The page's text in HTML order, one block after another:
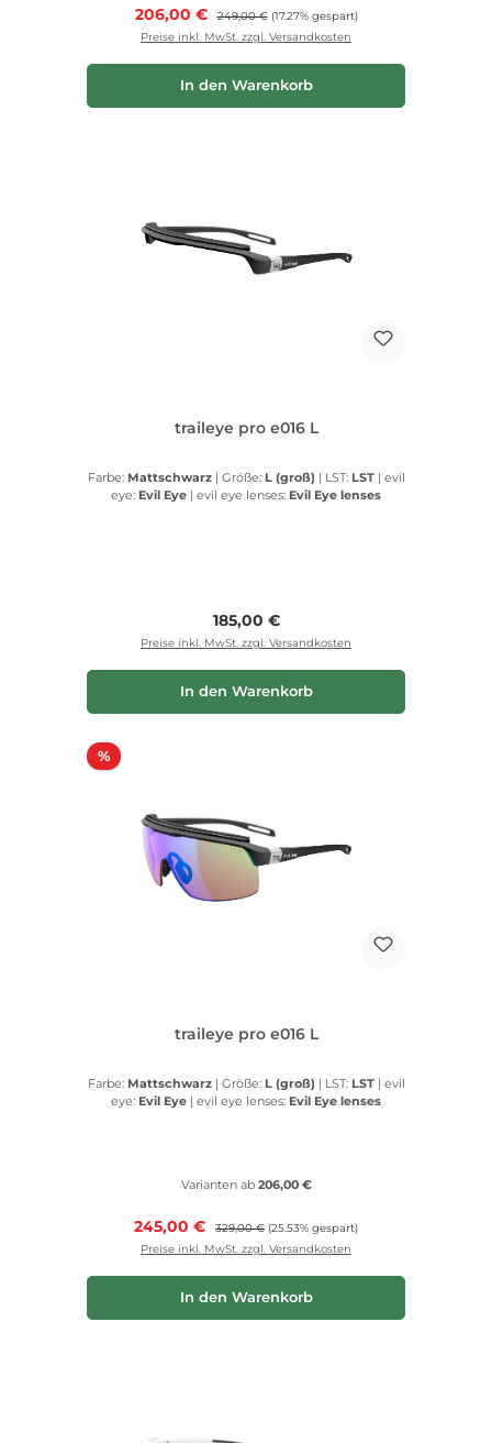
Verkaufspreis:
206,00 € Regulärer Preis:
249,00 € (17.27% gespart)
Preise inkl. MwSt. zzgl. Versandkosten
In den Warenkorb
traileye pro e016 L
Farbe: Mattschwarz | Größe: L (groß) | LST: LST |
eye: Evil Eye | evil eye lenses: Evil Eye lenses
Regulärer Preis:
185,00 €
Preise inkl. MwSt. zzgl. Versandkosten
In den Warenkorb
%Rabatt
traileye pro e016 L
Farbe: Mattschwarz | Größe: L (groß) | LST: LST |
eye: Evil Eye | evil eye lenses: Evil Eye lenses
Varianten ab206,00 €
Verkaufspreis:
245,00 € Regulärer Preis:
329,00 € (25.53% gespart)
Preise inkl. MwSt. zzgl. Versandkosten
In den Warenkorb